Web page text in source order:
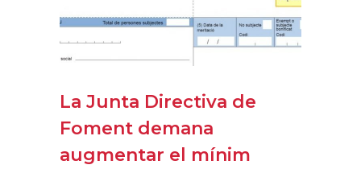
La Junta Directiva de
Foment demana
augmentar el mínim